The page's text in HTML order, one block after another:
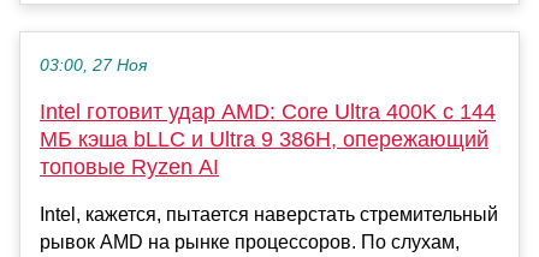
03:00, 27 Ноя
Intel готовит удар AMD: Core Ultra 400K с 144
МБ кэша bLLC и Ultra 9 386H, опережающий
топовые Ryzen AI
Intel, кажется, пытается наверстать стремительный
рывок AMD на рынке процессоров. По слухам,